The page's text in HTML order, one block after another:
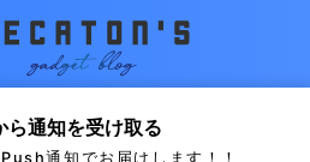
のガジェット類を紹介します
通知を受け取る
通知でお届けします！！